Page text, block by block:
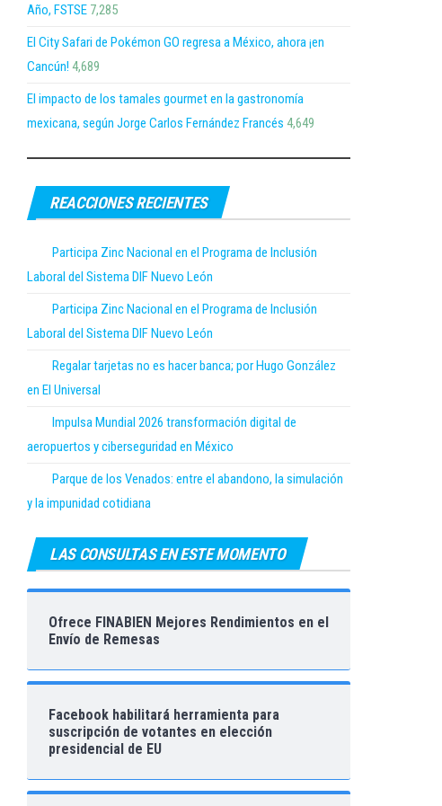
Año, FSTSE 7,285
El City Safari de Pokémon GO regresa a México, ahora ¡en
Cancún! 4,689
El impacto de los tamales gourmet en la gastronomía
mexicana, según Jorge Carlos Fernández Francés 4,649
REACCIONES RECIENTES
Participa Zinc Nacional en el Programa de Inclusión
Laboral del Sistema DIF Nuevo León
Participa Zinc Nacional en el Programa de Inclusión
Laboral del Sistema DIF Nuevo León
Regalar tarjetas no es hacer banca; por Hugo González
en El Universal
Impulsa Mundial 2026 transformación digital de
aeropuertos y ciberseguridad en México
Parque de los Venados: entre el abandono, la simulación
y la impunidad cotidiana
LAS CONSULTAS EN ESTE MOMENTO
Ofrece FINABIEN Mejores Rendimientos en el
Envío de Remesas
Facebook habilitará herramienta para
suscripción de votantes en elección
presidencial de EU